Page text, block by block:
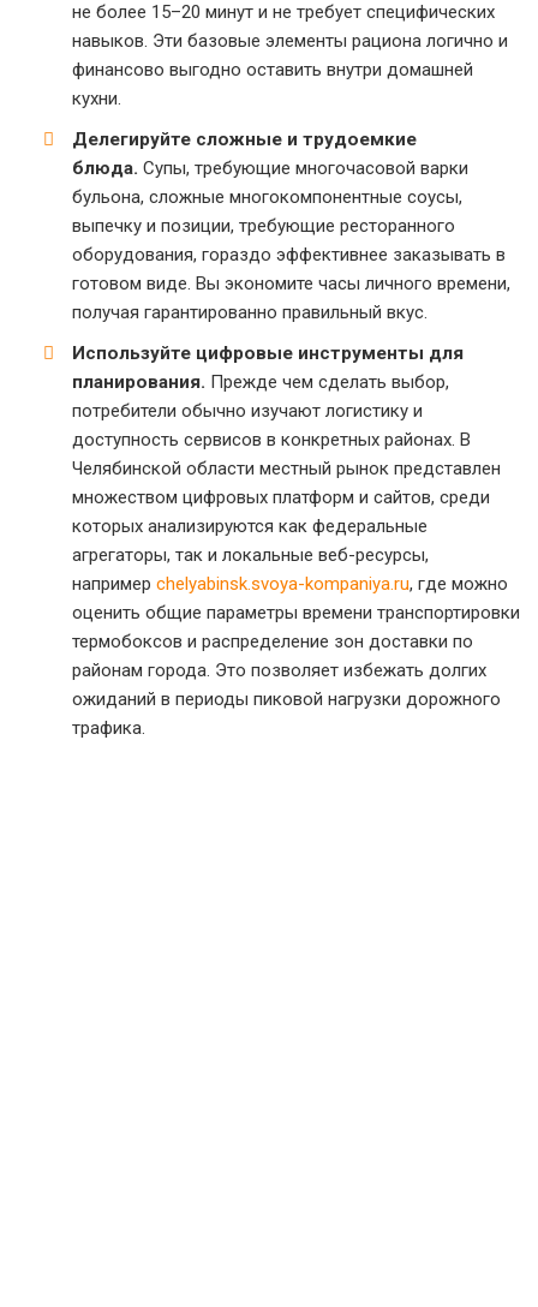
не более 15–20 минут и не требует специфических
навыков. Эти базовые элементы рациона логично и
финансово выгодно оставить внутри домашней
кухни.
Делегируйте сложные и трудоемкие
блюда. Супы, требующие многочасовой варки
бульона, сложные многокомпонентные соусы,
выпечку и позиции, требующие ресторанного
оборудования, гораздо эффективнее заказывать в
готовом виде. Вы экономите часы личного времени,
получая гарантированно правильный вкус.
Используйте цифровые инструменты для
планирования. Прежде чем сделать выбор,
потребители обычно изучают логистику и
доступность сервисов в конкретных районах. В
Челябинской области местный рынок представлен
множеством цифровых платформ и сайтов, среди
которых анализируются как федеральные
агрегаторы, так и локальные веб-ресурсы,
например chelyabinsk.svoya-kompaniya.ru, где можно
оценить общие параметры времени транспортировки
термобоксов и распределение зон доставки по
районам города. Это позволяет избежать долгих
ожиданий в периоды пиковой нагрузки дорожного
трафика.